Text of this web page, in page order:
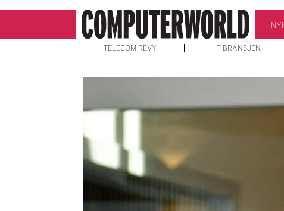
TELECOM REVY IT-BRANSJEN